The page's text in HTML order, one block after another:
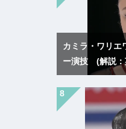
カミラ・ワリ
ー演技 (解説：